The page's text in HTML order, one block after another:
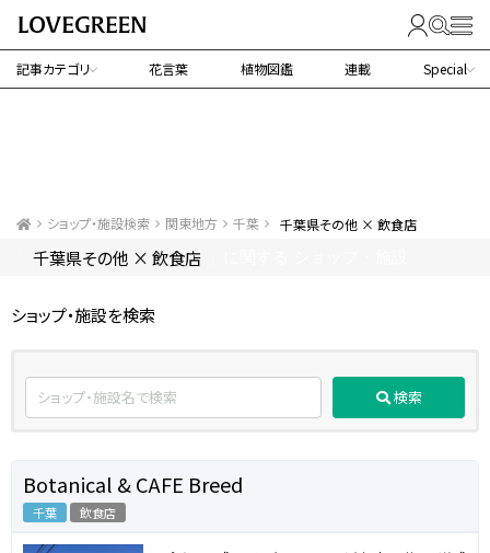
記事カテゴリ 花言葉 植物図鑑 連載 Special
ショップ・施設検索 関東地方 千葉
千葉県その他 × 飲食店
千葉県その他 × 飲食店
ショップ・施設を検索
検索
Botanical & CAFE Breed
千葉 飲食店